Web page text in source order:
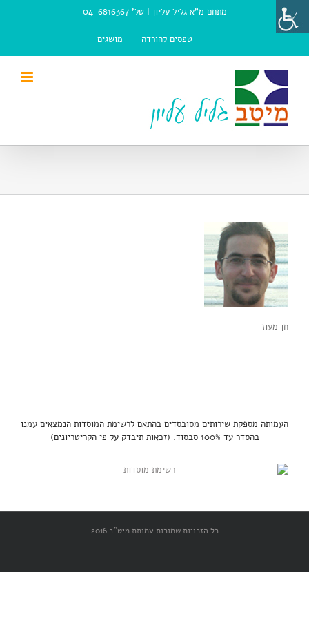
content
מתחם מ"א גליל עליון |טל' 04-6816367
טפסים להורדה מושגים
חן מעוז
העמותה מספקת שירותים מסובסדים בהתאם לרשימת המוסדות הנמצאים עמנו
בהסדר עד 100% סבסוד. (זכאות תיבדק על פי הקריטריונים)
כל הזכויות שמורות עמותת מיט"ב 2016